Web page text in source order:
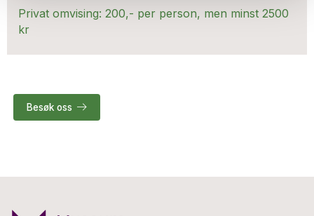
Privat omvising: 200,- per person, men minst 2500
kr
Besøk oss